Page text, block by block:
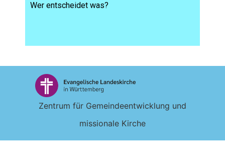
Wer entscheidet was?
Zentrum für Gemeindeentwicklung und
missionale Kirche